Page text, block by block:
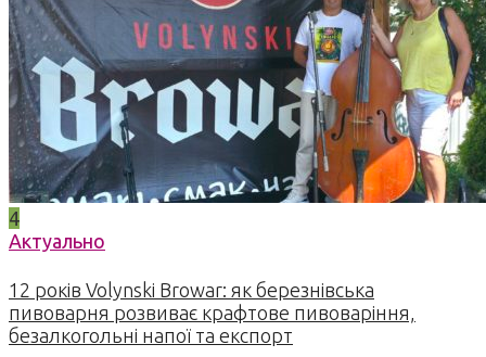
4
Актуально
12 років Volynski Browar: як березнівська
пивоварня розвиває крафтове пивоваріння,
безалкогольні напої та експорт